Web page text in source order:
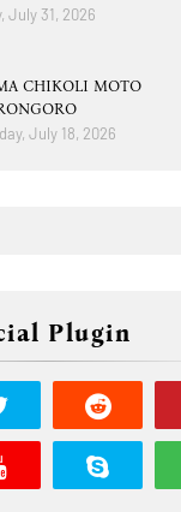
July 31, 2026
CHIKOLI MOTO
July 18, 2026
Plugin